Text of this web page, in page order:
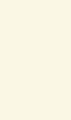
методологія
записів на
файлів
авторитетних
каталогу
з питань